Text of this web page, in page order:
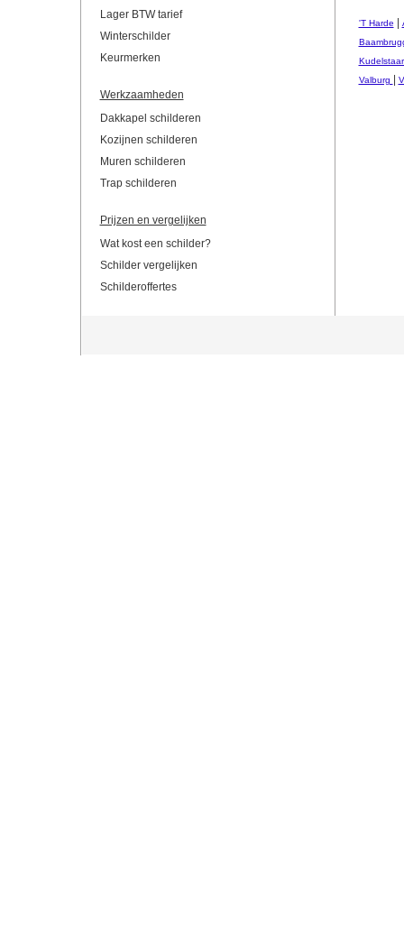
Lager BTW tarief
Winterschilder
Keurmerken
Werkzaamheden
Dakkapel schilderen
Kozijnen schilderen
Muren schilderen
Trap schilderen
Prijzen en vergelijken
Wat kost een schilder?
Schilder vergelijken
Schilderoffertes
'T Harde
Valburg